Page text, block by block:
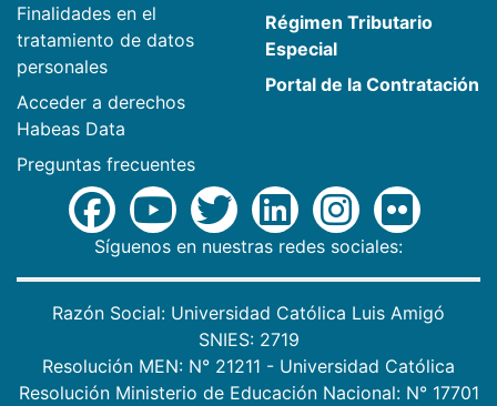
Finalidades en el
tratamiento de datos
personales
Acceder a derechos
Habeas Data
Preguntas frecuentes
Régimen Tributario
Especial
Portal de la Contratación
Síguenos en nuestras redes sociales:
Razón Social: Universidad Católica Luis Amigó
SNIES: 2719
Resolución MEN: N° 21211 - Universidad Católica
Resolución Ministerio de Educación Nacional: N° 17701